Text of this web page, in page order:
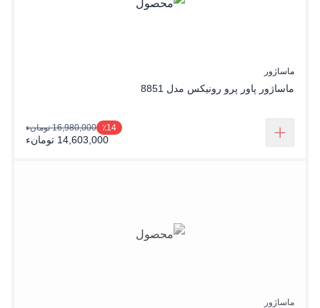
ماساژور
ماساژور پاور پرو رونیکس مدل 8851
٪14 16,980,000 تومانء
14,603,000 تومانء
ماساژور